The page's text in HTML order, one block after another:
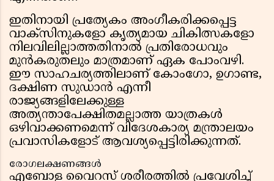
ഇതിനായി പ്രത്യേകം അംഗീകരിക്കപ്പെട്ട
വാക്സിനുകളോ കൃത്യമായ ചികിത്സകളോ
നിലവിലില്ലാത്തതിനാൽ പ്രതിരോധവും
മുൻകരുതലും മാത്രമാണ് ഏക പോംവഴി.
ഈ സാഹചര്യത്തിലാണ് കോംഗോ, ഉഗാണ്ട,
ദക്ഷിണ സുഡാൻ എന്നീ
രാജ്യങ്ങളിലേക്കുള്ള
അത്യന്താപേക്ഷിതമല്ലാത്ത യാത്രകൾ
ഒഴിവാക്കണമെന്ന് വിദേശകാര്യ മന്ത്രാലയം
പ്രവാസികളോട് ആവശ്യപ്പെട്ടിരിക്കുന്നത്.
രോഗലക്ഷണങ്ങൾ
എബോള വൈറസ് ശരീരത്തിൽ പ്രവേശിച്ച്